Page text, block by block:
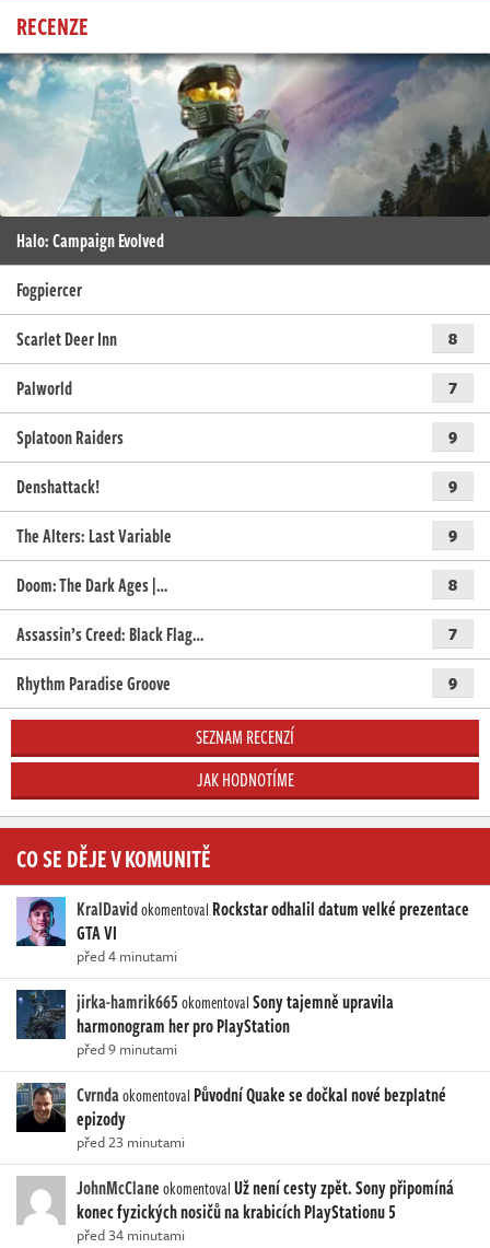
RECENZE
Halo: Campaign Evolved
Fogpiercer
Scarlet Deer Inn
8
Palworld 7
Splatoon Raiders 9
Denshattack! 9
The Alters: Last Variable 9
Doom: The Dark Ages |… 8
Assassin’s Creed: Black Flag… 7
Rhythm Paradise Groove 9
SEZNAM RECENZÍ
JAK HODNOTÍME
CO SE DĚJE V KOMUNITĚ
KralDavidokomentoval Rockstar odhalil datum velké prezentace
GTA VI
před 4 minutami
jirka-hamrik665okomentovalSony tajemně upravila
harmonogram her pro PlayStation
před 9 minutami
Cvrndaokomentoval Původní Quake se dočkal nové bezplatné
epizody
před 23 minutami
JohnMcClaneokomentovalUž není cesty zpět. Sony připomíná
konec fyzických nosičů na krabicích PlayStationu 5
před 34 minutami